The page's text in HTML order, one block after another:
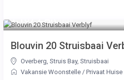
1.187 ZAR
Blouvin 20 Struisbaai
Overberg, Struis Bay, Struisbaai
Vakansie Woonstelle / Privaat Huise